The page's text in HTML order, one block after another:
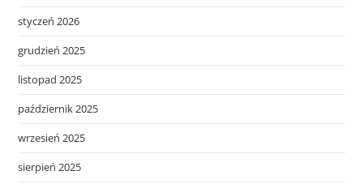
styczeń 2026
grudzień 2025
listopad 2025
październik 2025
wrzesień 2025
sierpień 2025